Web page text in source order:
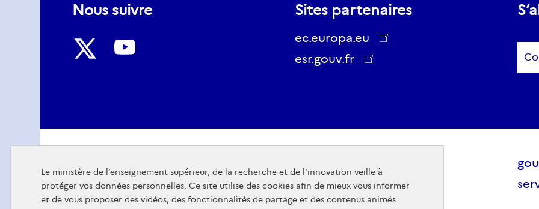
Nous suivre
TwitterYoutube
Sites partenaires
ec.europa.eu
esr.gouv.fr
ec.europa.eu
visiteurs
Accessibilité
Gestion des cookies
Le ministère de l’enseignement supérieur, de la recherche et de l'innovation veille à
protéger vos données personnelles. Ce site utilise des cookies afin de mieux vous informer
et de vous proposer des vidéos, des fonctionnalités de partage et des contenus animés